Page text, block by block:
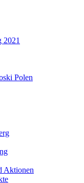
2021
Polen
Aktionen